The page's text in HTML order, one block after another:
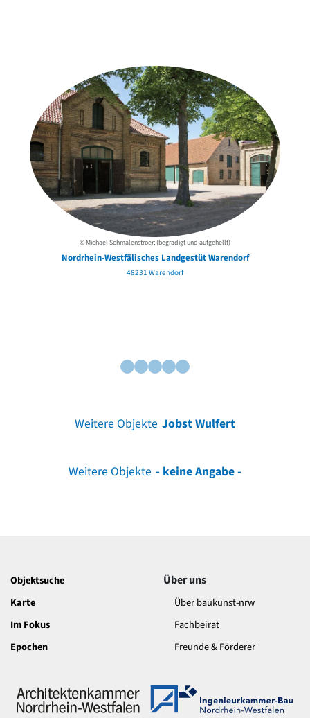
© Michael Schmalenstroer; (begradigt und aufgehellt)
Nordrhein-Westfälisches Landgestüt Warendorf
48231 Warendorf
Weitere Objekte Jobst Wulfert
Weitere Objekte - keine Angabe -
Objektsuche
Karte
Im Fokus
Epochen
Über uns
Über baukunst-nrw
Fachbeirat
Freunde & Förderer